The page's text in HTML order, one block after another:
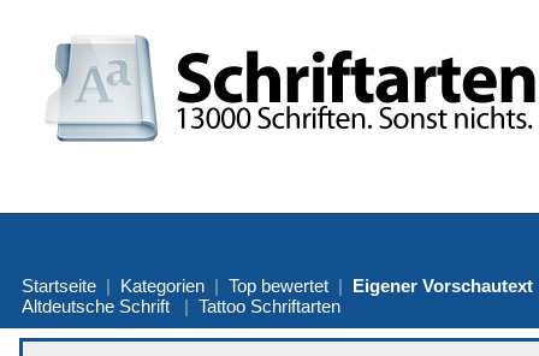
Startseite | Kategorien | Top bewertet | Eigener Vorschautext
Altdeutsche Schrift | Tattoo Schriftarten